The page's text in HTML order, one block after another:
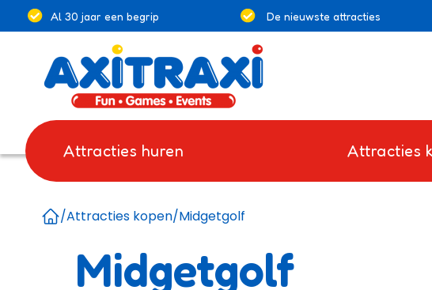
Al 30 jaar een begrip De nieuwste attracties
Attracties huren Attracties
/Attracties kopen/Midgetgolf
Midgetgolf